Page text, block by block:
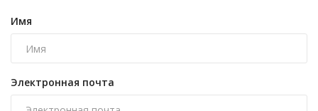
Имя
Электронная почта